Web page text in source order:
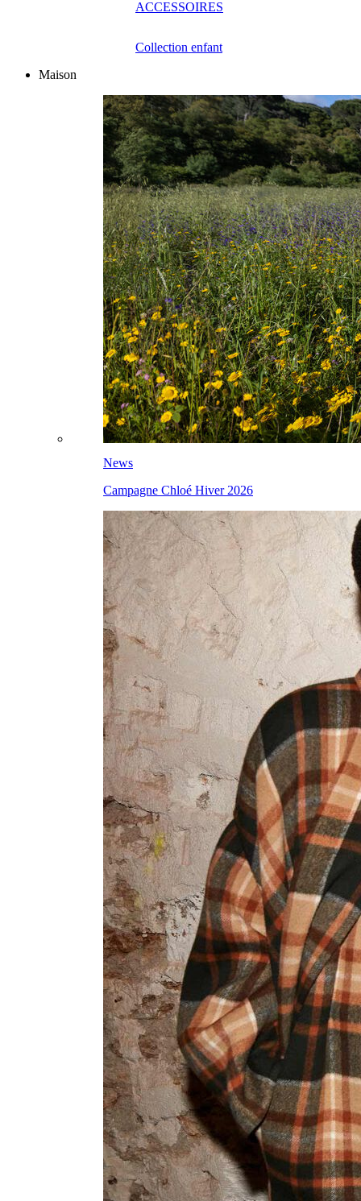
ACCESSOIRES
Collection enfant
Maison
News
Campagne Chloé Hiver 2026